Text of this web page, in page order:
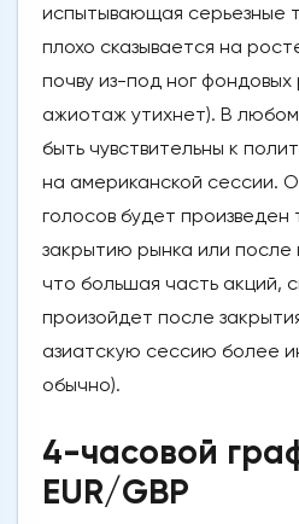
испытывающая серьезные
плохо сказывается на
почву из-под ног фондовых
ажиотаж утихнет). В
быть чувствительны к
на американской сессии.
голосов будет произведен
закрытию рынка или после
что большая часть акций,
произойдет после
азиатскую сессию более
обычно).
4-часовой
EUR/GBP